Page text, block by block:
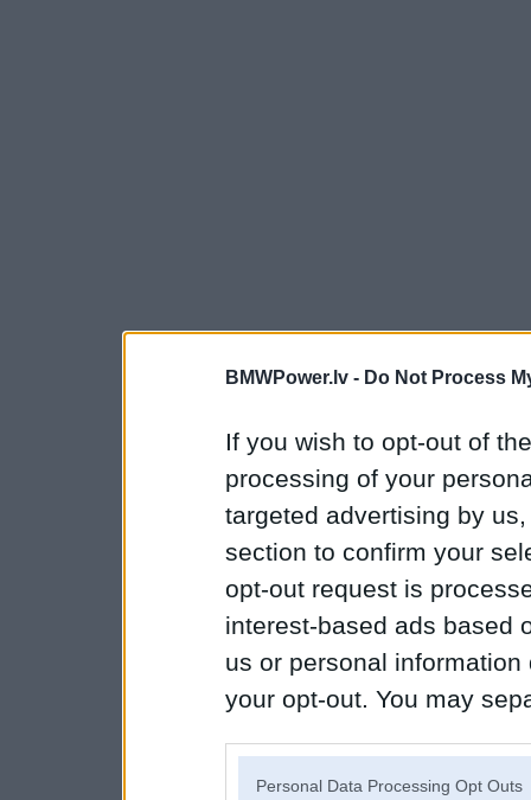
BMWPower.lv - Do Not Process
If you wish to opt-out of
processing of your
targeted advertising by
section to confirm your
opt-out request is
interest-based ads based
us or personal
your opt-out. You may
Personal Data Processing Opt Outs